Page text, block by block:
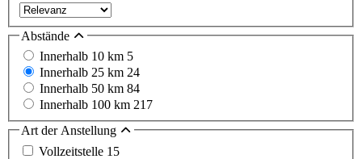
Abstände
Innerhalb 10 km 5
Innerhalb 25 km 24
Innerhalb 50 km 84
Innerhalb 100 km 217
Art der Anstellung
Vollzeitstelle 15